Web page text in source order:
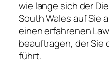
wie lange sich der
South Wales auf Sie
einen erfahrenen
beauftragen, der Sie
führt.